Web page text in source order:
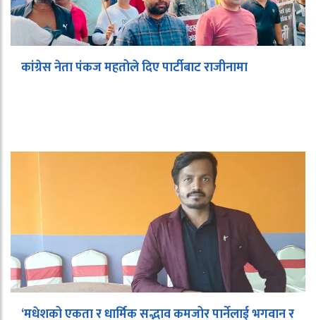
कांग्रेस नेता पंकज महतोले दिए पार्टीबाट राजीनामा
‘मधेशको एकता र धार्मिक सद्भाव कमजोर पार्नेलाई भगवान र